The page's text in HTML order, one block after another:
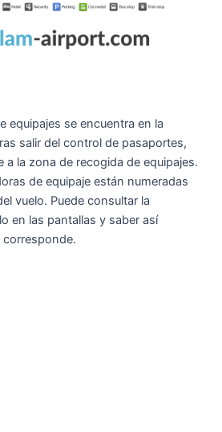
equipajes se encuentra en la
salir del control de pasaportes,
a la zona de recogida de equipajes.
de equipaje están numeradas
vuelo. Puede consultar la
en las pantallas y saber así
corresponde.